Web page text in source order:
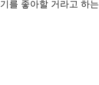
를 좋아할 거라고 하는